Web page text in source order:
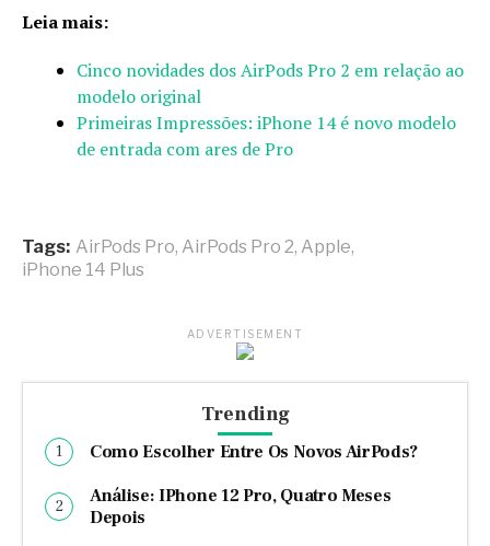
Leia mais:
Cinco novidades dos AirPods Pro 2 em relação ao
modelo original
Primeiras Impressões: iPhone 14 é novo modelo
de entrada com ares de Pro
Tags: AirPods Pro, AirPods Pro 2, Apple,
iPhone 14 Plus
ADVERTISEMENT
Trending
Como Escolher Entre Os Novos AirPods?
Análise: IPhone 12 Pro, Quatro Meses
Depois